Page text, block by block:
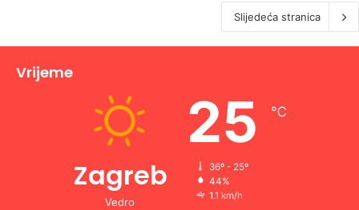
Slijedeća stranica
Vrijeme
Zagreb
Vedro
25 ℃
36º - 25º
44%
1.1 km/h